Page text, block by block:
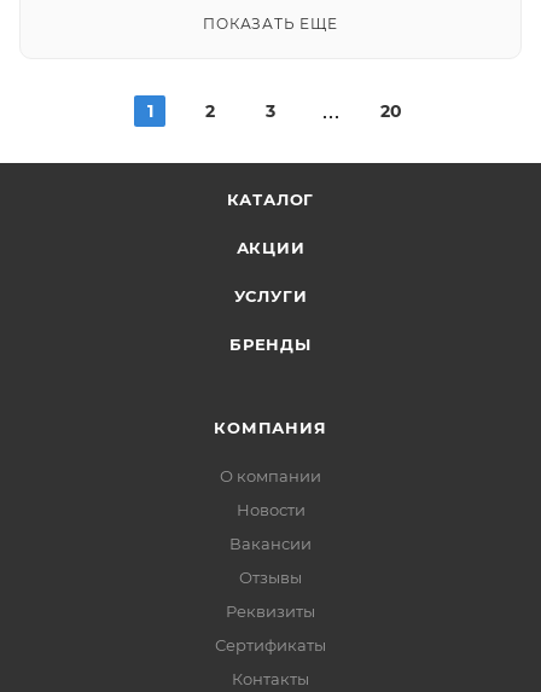
ПОКАЗАТЬ ЕЩЕ
1 2 3 20
КАТАЛОГ
АКЦИИ
УСЛУГИ
БРЕНДЫ
КОМПАНИЯ
О компании
Новости
Вакансии
Отзывы
Реквизиты
Сертификаты
Контакты